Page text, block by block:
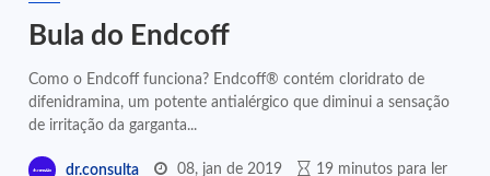
Bula do Endcoff
Como o Endcoff funciona? Endcoff® contém cloridrato de
difenidramina, um potente antialérgico que diminui a sensação
de irritação da garganta...
dr.consulta 08, jan de 2019 19 minutos para ler